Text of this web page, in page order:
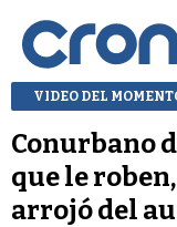
VIDEO DEL
Conurbano
que le
arrojó del